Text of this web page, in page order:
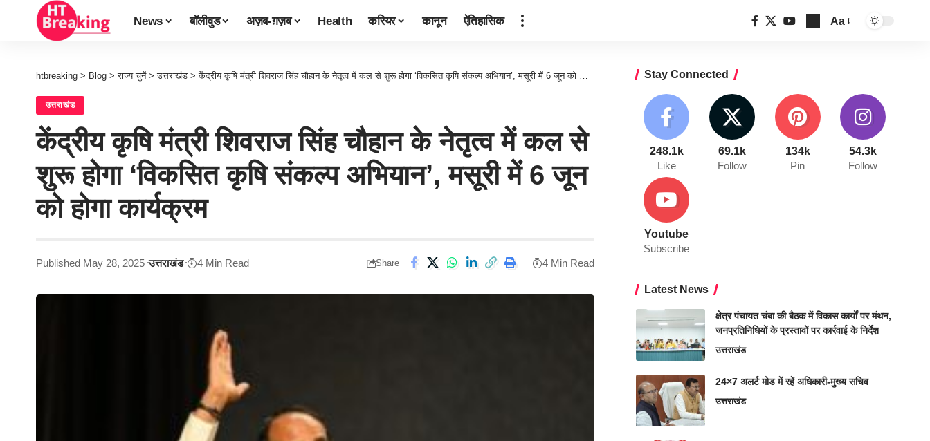
News बॉलीवुड अज़ब-ग़ज़ब Health करियर कानून ऐतिहासिक Aa
htbreaking > Blog >राज्य चुनें >उत्तराखंड >केंद्रीय कृषि मंत्री शिवराज सिंह चौहान के नेतृत्व में कल से शुरू होगा ‘विकसित कृषि संकल्प अभियान’, मसूरी में 6 जून को होगा कार्यक्रम
उत्तराखंड
केंद्रीय कृषि मंत्री शिवराज सिंह चौहान के नेतृत्व में कल से
शुरू होगा ‘विकसित कृषि संकल्प अभियान’, मसूरी में 6 जून
को होगा कार्यक्रम
Published May 28, 2025 उत्तराखंड 4 Min Read Share 4 Min Read
Stay Connected
248.1k
Like
69.1k
Follow
134k
Pin
54.3k
Follow
Youtube
Subscribe
Latest News
क्षेत्र पंचायत चंबा की बैठक में विकास कार्यों पर मंथन,
जनप्रतिनिधियों के प्रस्तावों पर कार्रवाई के निर्देश
उत्तराखंड
24×7 अलर्ट मोड में रहें अधिकारी-मुख्य सचिव
उत्तराखंड